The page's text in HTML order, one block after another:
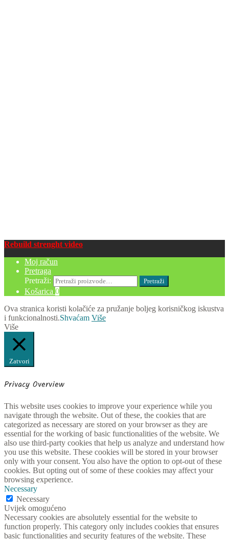
Rebuild strenght video
Moj račun
Pretraga
Pretraži:
Pretraži
Košarica 0
Ova stranica koristi kolačiće za pružanje boljeg korisničkog iskustva
i funkcionalnosti.Shvaćam Više
Više
Zatvori
Privacy Overview
This website uses cookies to improve your experience while you
navigate through the website. Out of these, the cookies that are
categorized as necessary are stored on your browser as they are
essential for the working of basic functionalities of the website. We
also use third-party cookies that help us analyze and understand how
you use this website. These cookies will be stored in your browser
only with your consent. You also have the option to opt-out of these
cookies. But opting out of some of these cookies may affect your
browsing experience.
Necessary
Necessary
Uvijek omogućeno
Necessary cookies are absolutely essential for the website to
function properly. This category only includes cookies that ensures
basic functionalities and security features of the website. These